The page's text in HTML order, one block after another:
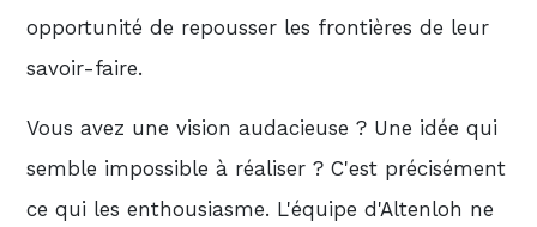
opportunité de repousser les frontières de leur
savoir-faire.
Vous avez une vision audacieuse ? Une idée qui
semble impossible à réaliser ? C'est précisément
ce qui les enthousiasme. L'équipe d'Altenloh ne